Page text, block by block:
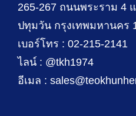
265-267 ถนนพระราม 4
ปทุมวัน กรุงเทพมหานคร
เบอร์โทร : 02-215-2141
ไลน์ : @tkh1974
อีเมล :